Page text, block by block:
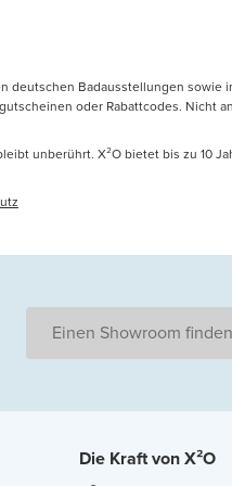
deutschen Badausstellungen
oder Rabattcodes. Nicht
unberührt. X²O bietet bis zu 10
Einen Showroom finden
Die Kraft von X²O